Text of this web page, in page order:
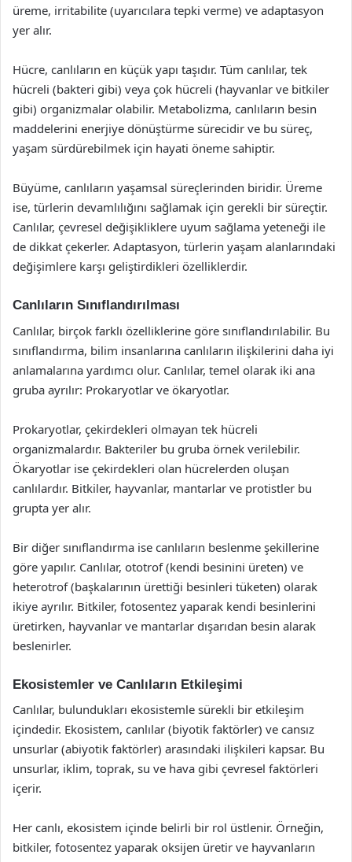
üreme, irritabilite (uyarıcılara tepki verme) ve adaptasyon
yer alır.
Hücre, canlıların en küçük yapı taşıdır. Tüm canlılar, tek
hücreli (bakteri gibi) veya çok hücreli (hayvanlar ve bitkiler
gibi) organizmalar olabilir. Metabolizma, canlıların besin
maddelerini enerjiye dönüştürme sürecidir ve bu süreç,
yaşam sürdürebilmek için hayati öneme sahiptir.
Büyüme, canlıların yaşamsal süreçlerinden biridir. Üreme
ise, türlerin devamlılığını sağlamak için gerekli bir süreçtir.
Canlılar, çevresel değişikliklere uyum sağlama yeteneği ile
de dikkat çekerler. Adaptasyon, türlerin yaşam alanlarındaki
değişimlere karşı geliştirdikleri özelliklerdir.
Canlıların Sınıflandırılması
Canlılar, birçok farklı özelliklerine göre sınıflandırılabilir. Bu
sınıflandırma, bilim insanlarına canlıların ilişkilerini daha iyi
anlamalarına yardımcı olur. Canlılar, temel olarak iki ana
gruba ayrılır: Prokaryotlar ve ökaryotlar.
Prokaryotlar, çekirdekleri olmayan tek hücreli
organizmalardır. Bakteriler bu gruba örnek verilebilir.
Ökaryotlar ise çekirdekleri olan hücrelerden oluşan
canlılardır. Bitkiler, hayvanlar, mantarlar ve protistler bu
grupta yer alır.
Bir diğer sınıflandırma ise canlıların beslenme şekillerine
göre yapılır. Canlılar, ototrof (kendi besinini üreten) ve
heterotrof (başkalarının ürettiği besinleri tüketen) olarak
ikiye ayrılır. Bitkiler, fotosentez yaparak kendi besinlerini
üretirken, hayvanlar ve mantarlar dışarıdan besin alarak
beslenirler.
Ekosistemler ve Canlıların Etkileşimi
Canlılar, bulundukları ekosistemle sürekli bir etkileşim
içindedir. Ekosistem, canlılar (biyotik faktörler) ve cansız
unsurlar (abiyotik faktörler) arasındaki ilişkileri kapsar. Bu
unsurlar, iklim, toprak, su ve hava gibi çevresel faktörleri
içerir.
Her canlı, ekosistem içinde belirli bir rol üstlenir. Örneğin,
bitkiler, fotosentez yaparak oksijen üretir ve hayvanların